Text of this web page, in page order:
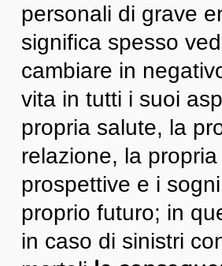
personali di grave
significa spesso
cambiare in
vita in tutti i suoi
propria salute, la
relazione, la
prospettive e i
proprio futuro; in
in caso di sinistri